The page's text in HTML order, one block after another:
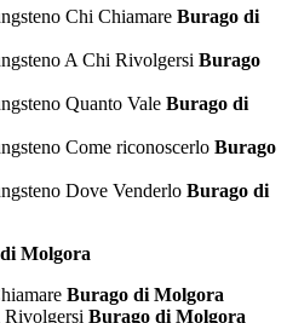
Chi Chiamare Burago di
A Chi Rivolgersi Burago
Quanto Vale Burago di
Come riconoscerlo Burago
Dove Venderlo Burago di
Molgora
Burago di Molgora
Rivolgersi Burago di Molgora